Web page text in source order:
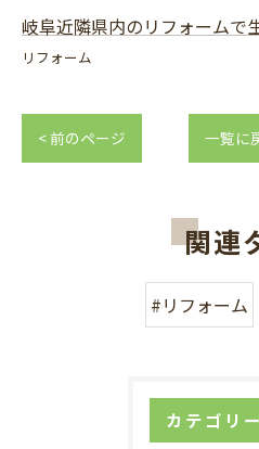
岐阜近隣県内のリフォームで
リフォーム
< 前のページ 一覧に
関連
#リフォーム
カテゴリー